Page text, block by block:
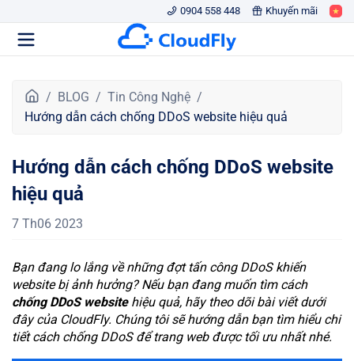
0904 558 448 Khuyến mãi
r
g
h
ủ
BLOG
Tin Công Nghệ
Hướng dẫn cách chống DDoS website hiệu quả
Hướng dẫn cách chống DDoS website
hiệu quả
7 Th06 2023
Bạn đang lo lắng về những đợt tấn công DDoS khiến
website bị ảnh hưởng? Nếu bạn đang muốn tìm cách
chống DDoS website hiệu quả, hãy theo dõi bài viết dưới
đây của CloudFly. Chúng tôi sẽ hướng dẫn bạn tìm hiểu chi
tiết cách chống DDoS để trang web được tối ưu nhất nhé.